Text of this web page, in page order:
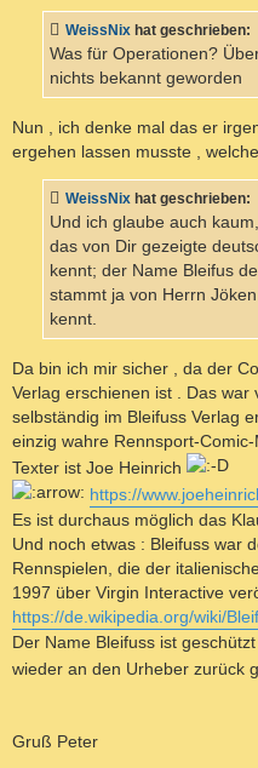
r
a
WeissNix hat geschrieben:
Was für Operationen?
nichts bekannt geworden
Nun , ich denke mal das er
ergehen lassen musste ,
WeissNix hat geschrieben:
Und ich glaube auch
das von Dir gezeigte
kennt; der Name Bleifus
stammt ja von Herrn
kennt.
Da bin ich mir sicher , da der
Verlag erschienen ist . Das
selbständig im Bleifuss Verlag
einzig wahre Rennsport-
Texter ist Joe Heinrich
https://
Es ist durchaus möglich das
Und noch etwas : Bleifuss war
Rennspielen, die der
1997 über Virgin Interactive
https://de.wikipedia.org/wiki/
Der Name Bleifuss ist
wieder an den Urheber zurück
Gruß Peter